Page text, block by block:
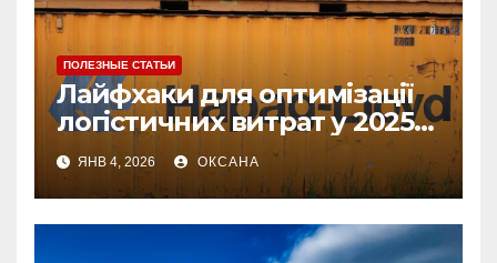
ПОЛЕЗНЫЕ СТАТЬИ
Лайфхаки для оптимізації
логістичних витрат у 2025
році
ЯНВ 4, 2026 ОКСАНА